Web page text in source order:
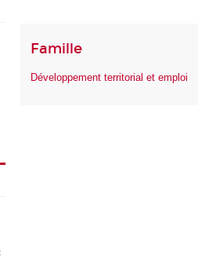
Famille
Développement territorial et emploi